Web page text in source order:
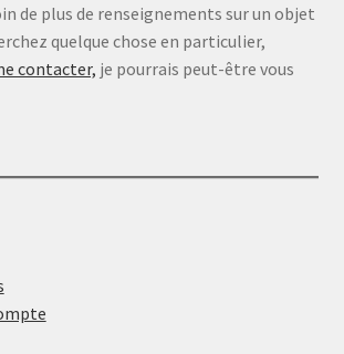
de plus de renseignements sur un objet
quelque chose en particulier,
contacter, je pourrais peut-être vous